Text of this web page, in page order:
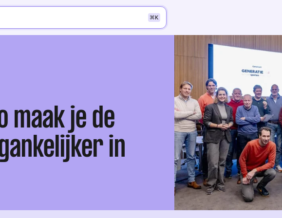
K
maak je de
in